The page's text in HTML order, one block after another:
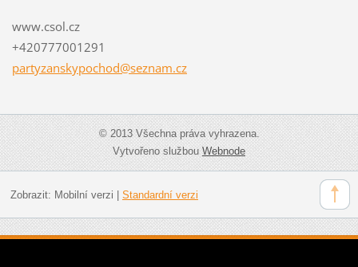
www.csol.cz
+420777001291
partyzanskypochod@seznam.cz
© 2013 Všechna práva vyhrazena.
Vytvořeno službouWebnode
Zobrazit: Mobilní verzi Standardní verzi